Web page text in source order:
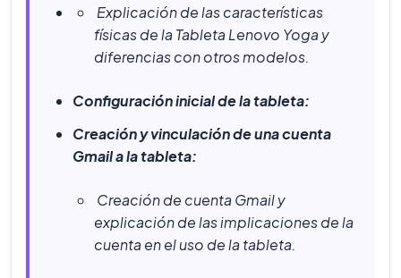
Explicación de las características
físicas de la Tableta Lenovo Yoga y
diferencias con otros modelos.
Configuración inicial de la tableta:
Creación y vinculación de una cuenta
Gmail a la tableta:
Creación de cuenta Gmail y
explicación de las implicaciones de la
cuenta en el uso de la tableta.